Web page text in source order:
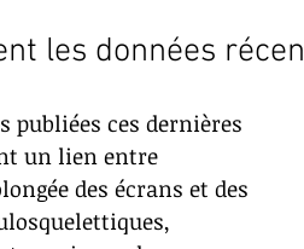
les données
publiées ces dernières
un lien entre
des écrans et des